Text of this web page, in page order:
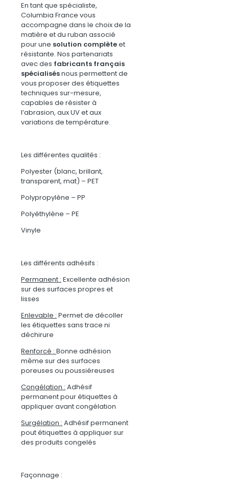
En tant que spécialiste,
Columbia France vous
accompagne dans le choix de la
matière et du ruban associé
pour une solution complèteet
résistante. Nos partenariats
avec des fabricants français
spécialisésnous permettent de
vous proposer des étiquettes
techniques sur-mesure,
capables de résister à
l’abrasion, aux UV et aux
variations de température.
Les différentes qualités :
Polyester (blanc, brillant,
transparent, mat) – PET
Polypropylène – PP
Polyéthylène – PE
Vinyle
Les différents adhésifs :
Permanent : Excellente adhésion
sur des surfaces propres et
lisses
Enlevable : Permet de décoller
les étiquettes sans trace ni
déchirure
Renforcé : Bonne adhésion
même sur des surfaces
poreuses ou poussiéreuses
Congélation : Adhésif
permanent pour étiquettes à
appliquer avant congélation
Surgélation : Adhésif permanent
pout étiquettes à appliquer sur
des produits congelés
Façonnage :